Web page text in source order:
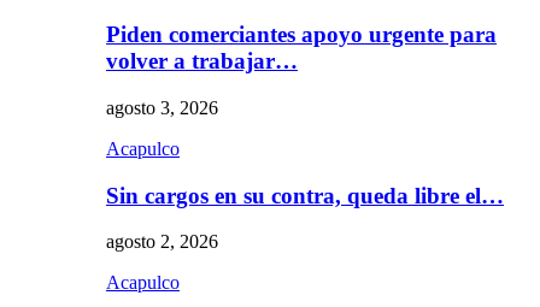
Piden comerciantes apoyo urgente para
volver a trabajar…
agosto 3, 2026
Acapulco
Sin cargos en su contra, queda libre el…
agosto 2, 2026
Acapulco